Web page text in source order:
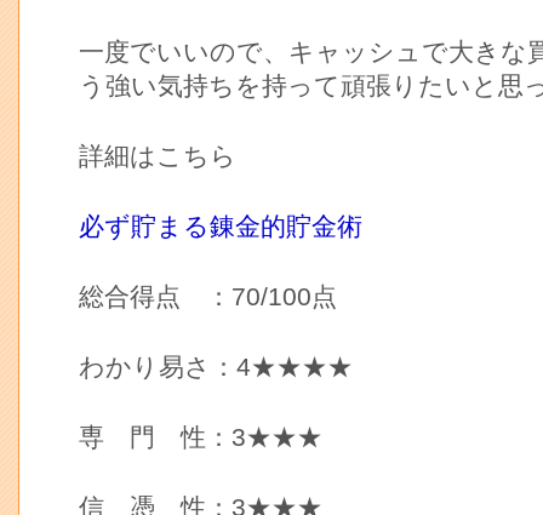
一度でいいので、キャッシュで大きな
う強い気持ちを持って頑張りたいと思
詳細はこちら
必ず貯まる錬金的貯金術
総合得点 ：70/100点
わかり易さ：4★★★★
専 門 性：3★★★
信 憑 性：3★★★